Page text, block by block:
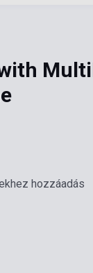
hozzáadás